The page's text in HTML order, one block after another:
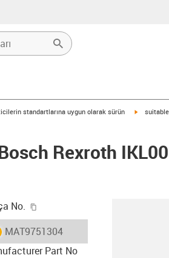
right standartlarına uygun olarak sürün igus-
Rexroth
No.
igus-icon-lieferzeit
MAT9751304
Part No